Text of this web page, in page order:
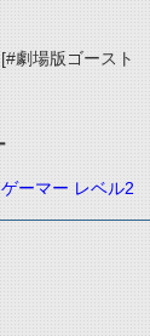
[#劇場版ゴースト
ーマー レベル2